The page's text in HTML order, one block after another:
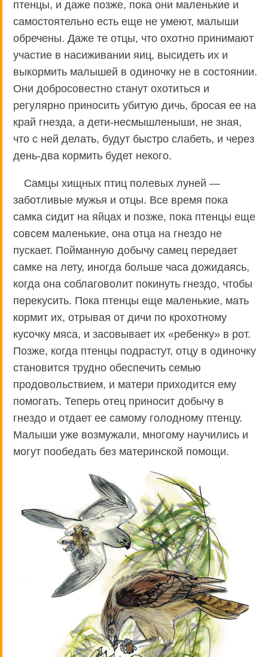
птенцы, и даже позже, пока они маленькие и
самостоятельно есть еще не умеют, малыши
обречены. Даже те отцы, что охотно принимают
участие в насиживании яиц, высидеть их и
выкормить малышей в одиночку не в состоянии.
Они добросовестно станут охотиться и
регулярно приносить убитую дичь, бросая ее на
край гнезда, а дети-несмышленыши, не зная,
что с ней делать, будут быстро слабеть, и через
день-два кормить будет некого.
Самцы хищных птиц полевых луней —
заботливые мужья и отцы. Все время пока
самка сидит на яйцах и позже, пока птенцы еще
совсем маленькие, она отца на гнездо не
пускает. Пойманную добычу самец передает
самке на лету, иногда больше часа дожидаясь,
когда она соблаговолит покинуть гнездо, чтобы
перекусить. Пока птенцы еще маленькие, мать
кормит их, отрывая от дичи по крохотному
кусочку мяса, и засовывает их «ребенку» в рот.
Позже, когда птенцы подрастут, отцу в одиночку
становится трудно обеспечить семью
продовольствием, и матери приходится ему
помогать. Теперь отец приносит добычу в
гнездо и отдает ее самому голодному птенцу.
Малыши уже возмужали, многому научились и
могут пообедать без материнской помощи.